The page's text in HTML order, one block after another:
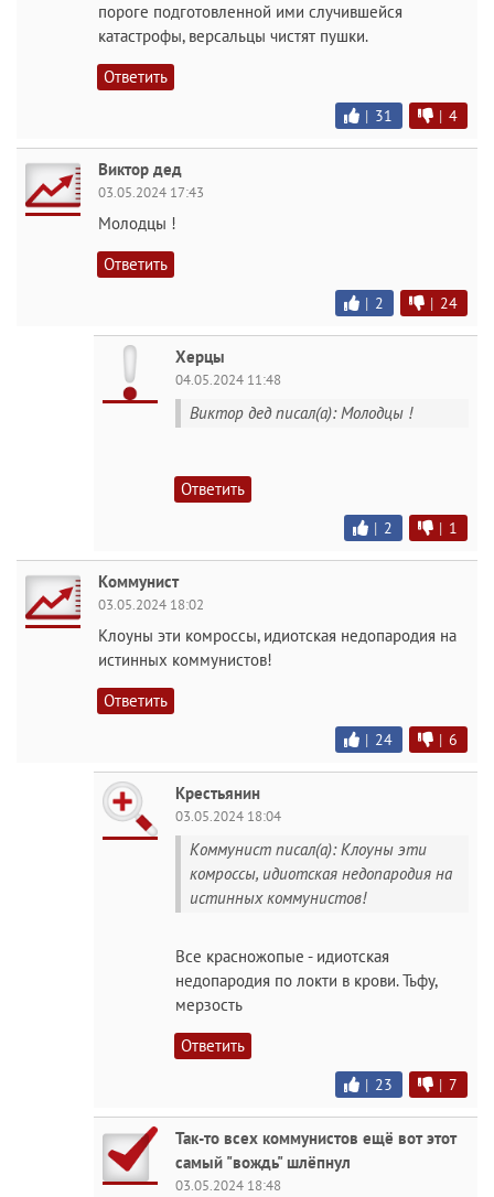
пороге подготовленной ими случившейся
катастрофы, версальцы чистят пушки.
Ответить
| 31 | 4
Виктор дед
03.05.2024 17:43
Молодцы !
Ответить
| 2 | 24
Херцы
04.05.2024 11:48
Виктор дед писал(а): Молодцы !
Ответить
| 2 | 1
Коммунист
03.05.2024 18:02
Клоуны эти комроссы, идиотская недопародия на
истинных коммунистов!
Ответить
| 24 | 6
Крестьянин
03.05.2024 18:04
Коммунист писал(а): Клоуны эти
комроссы, идиотская недопародия на
истинных коммунистов!
Все красножoпыe - идиотская
недопародия по локти в крови. Тьфу,
мерзость
Ответить
| 23 | 7
Так-то всех коммунистов ещё вот этот
самый "вождь" шлёпнул
03.05.2024 18:48